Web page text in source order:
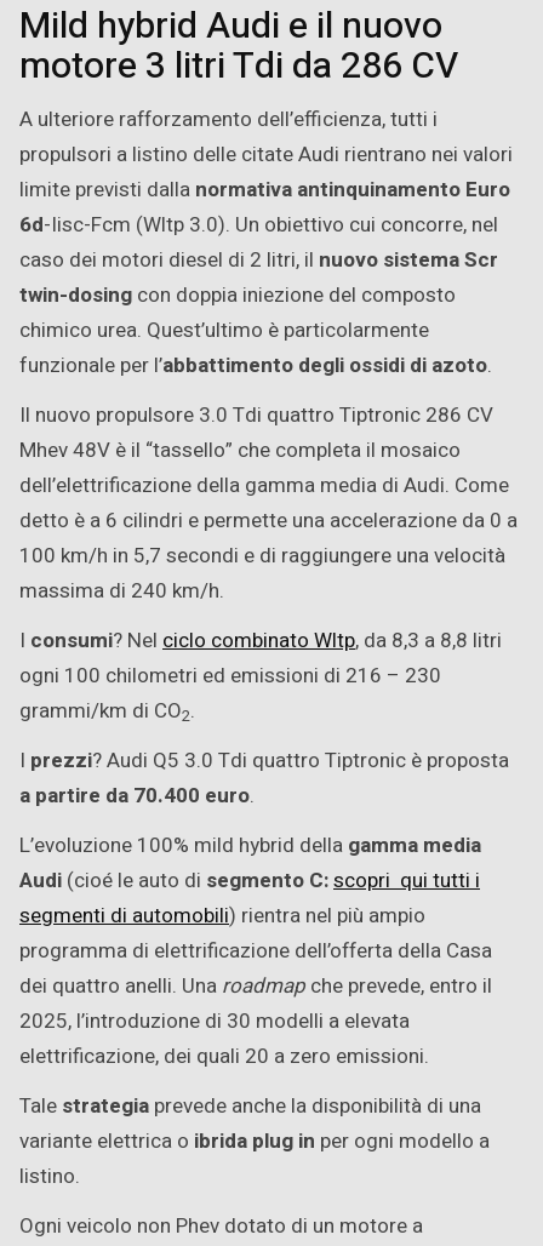
Mild hybrid Audi e il nuovo
motore 3 litri Tdi da 286 CV
A ulteriore rafforzamento dell’efficienza, tutti i
propulsori a listino delle citate Audi rientrano nei valori
limite previsti dalla normativa antinquinamento Euro
6d-Iisc-Fcm (Wltp 3.0). Un obiettivo cui concorre, nel
caso dei motori diesel di 2 litri, il nuovo sistema Scr
twin-dosing con doppia iniezione del composto
chimico urea. Quest’ultimo è particolarmente
funzionale per l’abbattimento degli ossidi di azoto.
Il nuovo propulsore 3.0 Tdi quattro Tiptronic 286 CV
Mhev 48V è il “tassello” che completa il mosaico
dell’elettrificazione della gamma media di Audi. Come
detto è a 6 cilindri e permette una accelerazione da 0 a
100 km/h in 5,7 secondi e di raggiungere una velocità
massima di 240 km/h.
I consumi? Nel ciclo combinato Wltp, da 8,3 a 8,8 litri
ogni 100 chilometri ed emissioni di 216 – 230
grammi/km di CO2.
I prezzi? Audi Q5 3.0 Tdi quattro Tiptronic è proposta
a partire da 70.400 euro.
L’evoluzione 100% mild hybrid della gamma media
Audi (cioé le auto di segmento C:scopri qui tutti i
segmenti di automobili) rientra nel più ampio
programma di elettrificazione dell’offerta della Casa
dei quattro anelli. Una roadmap che prevede, entro il
2025, l’introduzione di 30 modelli a elevata
elettrificazione, dei quali 20 a zero emissioni.
Tale strategia prevede anche la disponibilità di una
variante elettrica o ibrida plug in per ogni modello a
listino.
Ogni veicolo non Phev dotato di un motore a